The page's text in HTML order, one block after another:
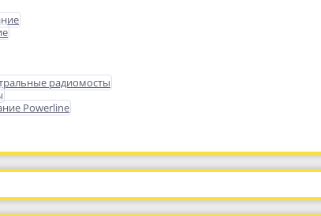
радиомосты
Powerline